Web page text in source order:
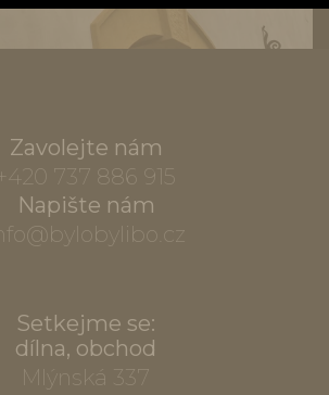
Zavolejte nám
+420 737 886 915
Napište nám
Setkejme se:
dílna, obchod
Mlýnská 337